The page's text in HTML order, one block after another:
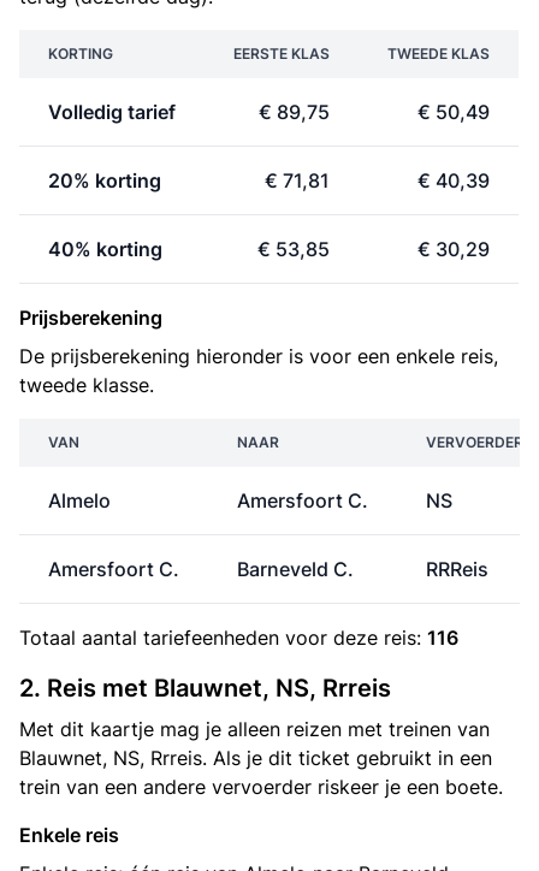
KORTING EERSTE KLAS TWEEDE KLAS
Volledig tarief € 89,75 € 50,49
20% korting € 71,81 € 40,39
40% korting € 53,85 € 30,29
Prijsberekening
De prijsberekening hieronder is voor een enkele reis,
tweede klasse.
VAN NAAR VERVOERDER
Almelo Amersfoort C. NS
Amersfoort C. Barneveld C. RRReis
Totaal aantal tariefeenheden voor deze reis: 116
2. Reis met Blauwnet, NS, Rrreis
Met dit kaartje mag je alleen reizen met treinen van
Blauwnet, NS, Rrreis. Als je dit ticket gebruikt in een
trein van een andere vervoerder riskeer je een boete.
Enkele reis